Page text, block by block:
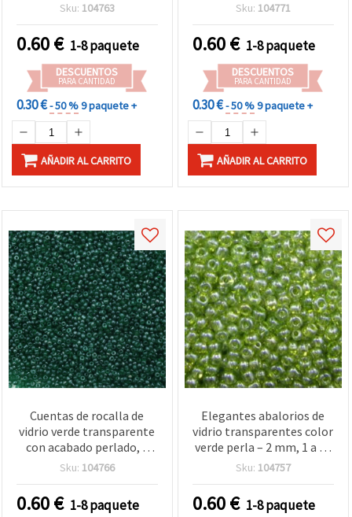
con acabado nacarado, 2
Sku: 104763
0.60€ 1-8 paquete
DESCUENTOS
PARA CANTIDAD
0.30 €- 50 %9 paquete +
AÑADIR AL CARRITO
50 g
Sku: 104771
0.60€ 1-8 paquete
DESCUENTOS
PARA CANTIDAD
0.30 €- 50 %9 paquete +
AÑADIR AL CARRITO
Cuentas de rocalla de
vidrio verde transparente
con acabado perlado, 2
mm, 50 g
Sku: 104766
0.60€ 1-8 paquete
Elegantes abalorios de
vidrio transparentes color
verde perla – 2 mm, 1 a 50
g, perfectos para
manualidades
Sku: 104757
0.60€ 1-8 paquete